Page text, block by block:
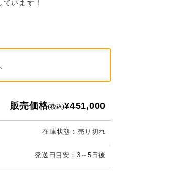
います！
販売価格(税込)¥451,000
在庫状態 : 売り切れ
発送日目安：3～5日後